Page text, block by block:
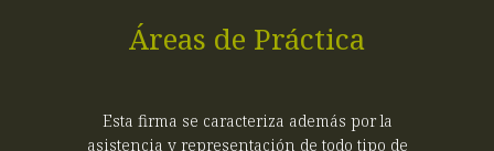
Áreas de Práctica
Esta firma se caracteriza además por la
asistencia y representación de todo tipo de